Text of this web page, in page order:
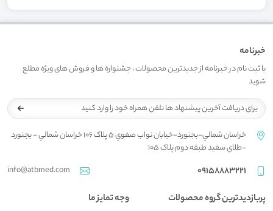
خبرنامه
با ثبت نام در خبرنامه از جدیدترین محصولات ، جشنواره ها و فروش های ویژه مطلع
شوید
خراسان شمالي-بجنورد-خيابان نواب صفوي 5 پلاک 106 خراسان شمالي - بجنورد
-طلاي سفيد طبقه دوم پلاک 105
09158883221
info@atbmed.com
پربازدیدترین گروه محصولات وجه تمایز ما